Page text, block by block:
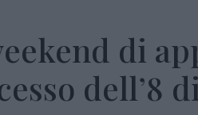
di
dell’8